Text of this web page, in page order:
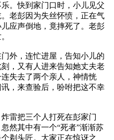
。快到家门口时，小儿见父
老彭因为失丝怀愤，正在气
应声倒地，竟摔死了。老彭
外，连忙进屋，告知小儿的
，又有人进来告知她丈夫老
失去了两个亲人，神情恍
，来查验后，吩咐把这不幸
雷把三个人打死在彭家门
然其中有一个“死者”渐渐苏
剃头匠。大家正在惊讶之